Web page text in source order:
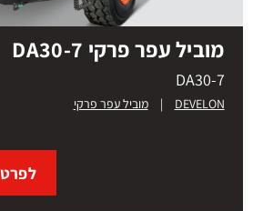
מוביל עפר פרקי DA30-7
DA30-7
DEVELON
| מוביל עפר פרקי